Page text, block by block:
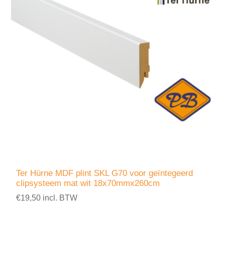
Ter Hürne MDF plint SKL G70 voor geïntegeerd
clipsysteem mat wit 18x70mmx260cm
€19,50 incl. BTW